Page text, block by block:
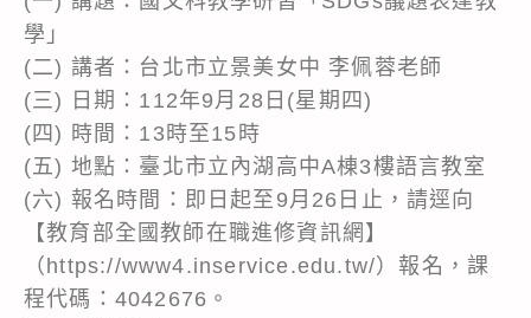
學」
(二) 講者：台北市立景美女中 李佩蓉老師
(三) 日期：112年9月28日(星期四)
(四) 時間：13時至15時
(五) 地點：臺北市立內湖高中A棟3樓語言教室
(六) 報名時間：即日起至9月26日止，請逕向
【教育部全國教師在職進修資訊網】
（https://www4.inservice.edu.tw/）報名，課
程代碼：4042676。